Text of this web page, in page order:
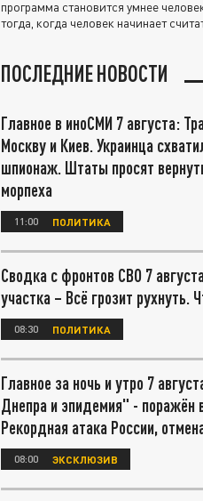
программа становится умнее
тогда, когда человек начинает
ПОСЛЕДНИЕ НОВОСТИ
Главное в иноСМИ 7 августа:
Москву и Киев. Украинца
шпионаж. Штаты просят
морпеха
11:00 ПОЛИТИКА
Сводка с фронтов СВО 7
участка – Всё грозит рухнуть.
08:30 ПОЛИТИКА
Главное за ночь и утро 7
Днепра и эпидемия" - поражён
Рекордная атака России,
08:00 ЭКСКЛЮЗИВ